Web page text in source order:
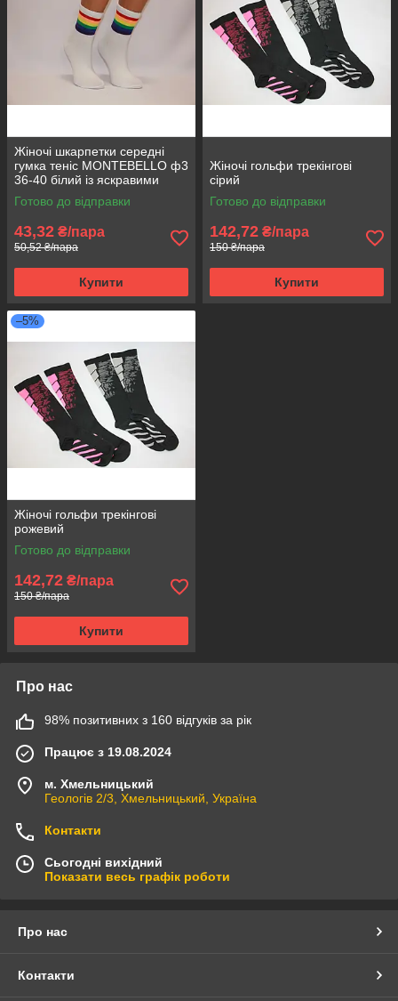
Жіночі шкарпетки середні
гумка теніс MONTEBELLO ф3
36-40 білий із яскравими
смужками
Готово до відправки
43,32 ₴/пара
50,52 ₴/пара
Купити
Жіночі гольфи трекінгові
сірий
Готово до відправки
142,72 ₴/пара
150 ₴/пара
Купити
–5%
Жіночі гольфи трекінгові
рожевий
Готово до відправки
142,72 ₴/пара
150 ₴/пара
Купити
Про нас
98% позитивних з 160 відгуків за рік
Працює з 19.08.2024
м. Хмельницький
Геологів 2/3, Хмельницький, Україна
Контакти
Сьогодні вихідний
Показати весь графік роботи
Про нас
Контакти